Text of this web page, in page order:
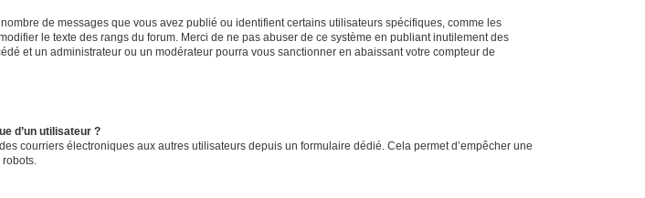
de messages que vous avez publié ou identifient certains utilisateurs spécifiques, comme les
le texte des rangs du forum. Merci de ne pas abuser de ce système en publiant inutilement des
et un administrateur ou un modérateur pourra vous sanctionner en abaissant votre compteur de
d’un utilisateur ?
courriers électroniques aux autres utilisateurs depuis un formulaire dédié. Cela permet d’empêcher une